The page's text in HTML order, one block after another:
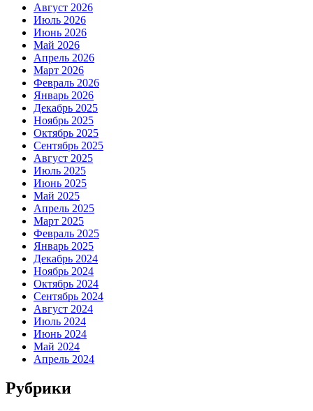
Август 2026
Июль 2026
Июнь 2026
Май 2026
Апрель 2026
Март 2026
Февраль 2026
Январь 2026
Декабрь 2025
Ноябрь 2025
Октябрь 2025
Сентябрь 2025
Август 2025
Июль 2025
Июнь 2025
Май 2025
Апрель 2025
Март 2025
Февраль 2025
Январь 2025
Декабрь 2024
Ноябрь 2024
Октябрь 2024
Сентябрь 2024
Август 2024
Июль 2024
Июнь 2024
Май 2024
Апрель 2024
Рубрики